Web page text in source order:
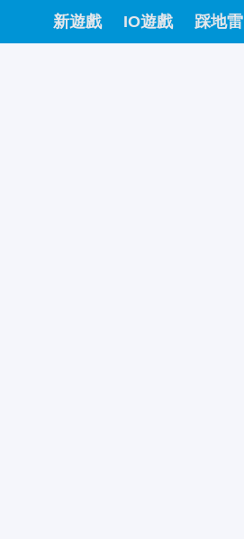
新遊戲 IO遊戲 踩地雷